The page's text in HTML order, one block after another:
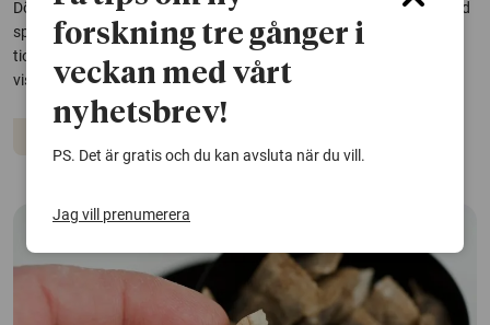
Dödligheten bland personer som injicerar droger och är inskrivna vid
sprututbytesprogrammet i Stockholm har minskat under en
tioårsperiod, och dödsfall i opioidöverdos har sjunkit kraftigt. Det
visar en studie från Karolinska institutet.
forskning tre gånger i
veckan med vårt
nyhetsbrev!
PS. Det är gratis och du kan avsluta när du vill.
Jag vill prenumerera